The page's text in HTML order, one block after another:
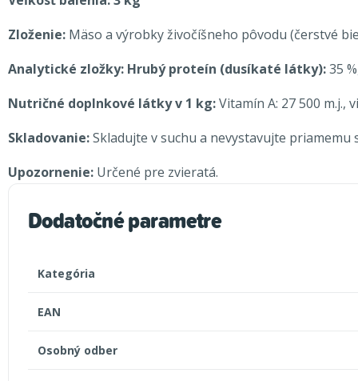
Zloženie: Mäso a výrobky živočíšneho pôvodu (čerstvé
Analytické zložky: Hrubý proteín (dusíkaté látky):35
Nutričné ​​doplnkové látky v 1 kg:Vitamín A: 27 500 m.j.,
Skladovanie:Skladujte v suchu a nevystavujte priamemu
Upozornenie: Určené pre zvieratá.
Dodatočné parametre
Kategória
EAN
Osobný odber